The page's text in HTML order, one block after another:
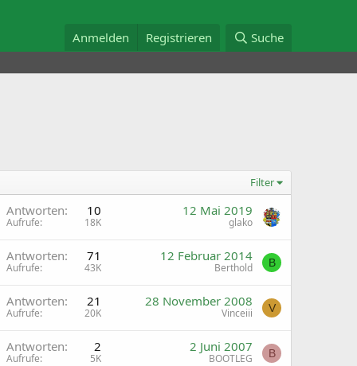
Anmelden Registrieren Suche
Filter
Antworten 10
Aufrufe 18K
12 Mai 2019
glako
Antworten 71
Aufrufe 43K
12 Februar 2014
Berthold B
Antworten 21
Aufrufe 20K
28 November 2008
Vinceiii V
Antworten 2
Aufrufe 5K
2 Juni 2007
BOOTLEG B